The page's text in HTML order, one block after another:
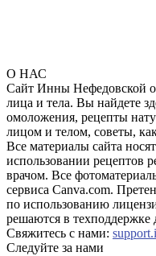
О НАС
Сайт Инны Нефедовской о
лица и тела. Вы найдете
омоложения, рецепты
лицом и телом, советы,
Все материалы сайта
использовании рецептов
врачом. Все
сервиса Canva.com.
по использованию
решаются в техподдержке
Свяжитесь с нами:
Следуйте за нами